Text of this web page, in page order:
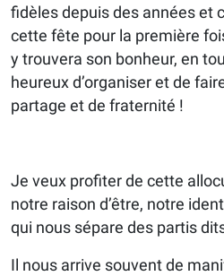
fidèles depuis des années et
cette fête pour la première
y trouvera son bonheur, en
heureux d’organiser et de
partage et de fraternité !
Je veux profiter de cette
notre raison d’être, notre
qui nous sépare des partis
Il nous arrive souvent de